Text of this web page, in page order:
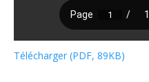
Télécharger (PDF, 89KB)